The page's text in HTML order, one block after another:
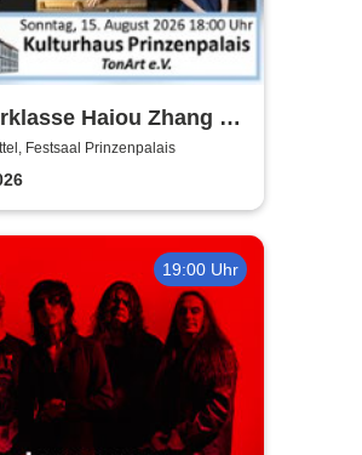
Haiou Zhang -
des
RESONANZ
Festsaal Prinzenpalais
19:00 Uhr